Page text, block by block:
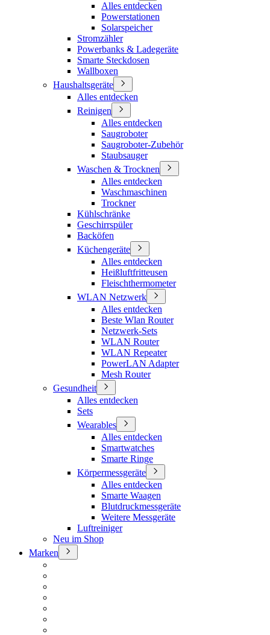
Alles entdecken
Powerstationen
Solarspeicher
Stromzähler
Powerbanks & Ladegeräte
Smarte Steckdosen
Wallboxen
Haushaltsgeräte
Alles entdecken
Reinigen
Alles entdecken
Saugroboter
Saugroboter-Zubehör
Staubsauger
Waschen & Trocknen
Alles entdecken
Waschmaschinen
Trockner
Kühlschränke
Geschirrspüler
Backöfen
Küchengeräte
Alles entdecken
Heißluftfritteusen
Fleischthermometer
WLAN Netzwerk
Alles entdecken
Beste Wlan Router
Netzwerk-Sets
WLAN Router
WLAN Repeater
PowerLAN Adapter
Mesh Router
Gesundheit
Alles entdecken
Sets
Wearables
Alles entdecken
Smartwatches
Smarte Ringe
Körpermessgeräte
Alles entdecken
Smarte Waagen
Blutdruckmessgeräte
Weitere Messgeräte
Luftreiniger
Neu im Shop
Marken